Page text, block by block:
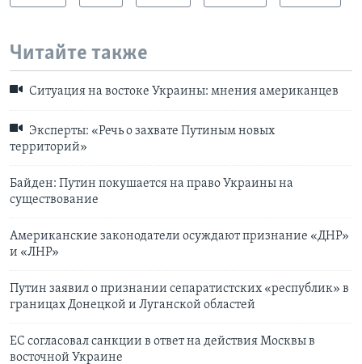
Читайте также
Ситуация на востоке Украины: мнения американцев
Эксперты: «Речь о захвате Путиным новых
территорий»
Байден: Путин покушается на право Украины на
существование
Американские законодатели осуждают признание «ДНР»
и «ЛНР»
Путин заявил о признании сепаратистских «республик» в
границах Донецкой и Луганской областей
ЕС согласовал санкции в ответ на действия Москвы в
восточной Украине